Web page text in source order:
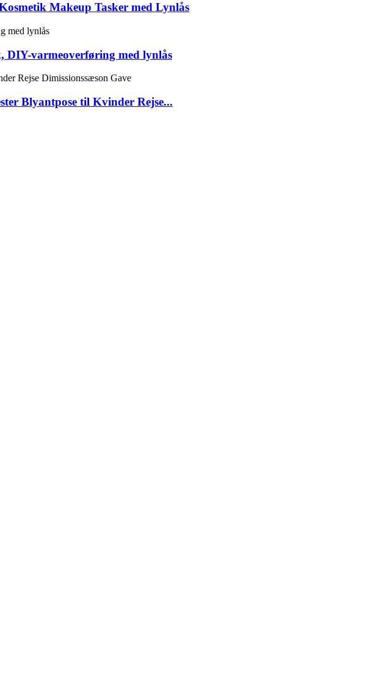
Makeup Tasker med Lynlås
DIY-varmeoverføring med lynlås
Blyantpose til Kvinder Rejse...